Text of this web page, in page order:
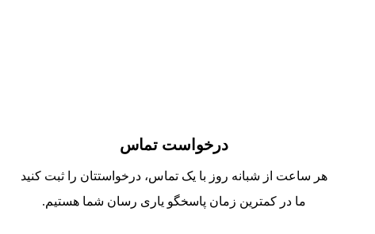
درخواست تماس
هر ساعت از شبانه روز با یک تماس، درخواستتان را ثبت کنید
ما در کمترین زمان پاسخگو یاری رسان شما هستیم.